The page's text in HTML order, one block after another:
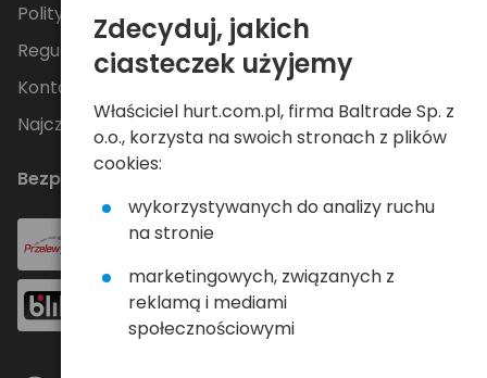
Polityka Prywatności
Regulamin
Kontakt
Najczęściej zadawane pytania
Bezpieczne płatności
Zdecyduj, jakich
ciasteczek użyjemy
Właściciel hurt.com.pl, firma Baltrade Sp. z
o.o., korzysta na swoich stronach z plików
cookies:
wykorzystywanych do analizy ruchu
na stronie
marketingowych, związanych z
reklamą i mediami
społecznościowymi